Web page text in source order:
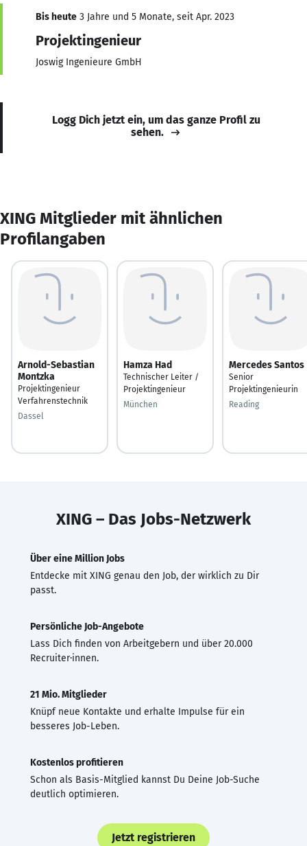
Bis heute 3 Jahre und 5 Monate, seit Apr. 2023
Projektingenieur
Joswig Ingenieure GmbH
Logg Dich jetzt ein, um das ganze Profil zu
sehen.
XING Mitglieder mit ähnlichen
Profilangaben
Arnold-Sebastian
Montzka
Projektingenieur
Verfahrenstechnik
Dassel
Hamza Had
Technischer Leiter /
Projektingenieur
München
Mercedes Santos
Senior
Projektingenieurin
Reading
XING – Das Jobs-Netzwerk
Über eine Million Jobs
Entdecke mit XING genau den Job, der wirklich zu Dir
passt.
Persönliche Job-Angebote
Lass Dich finden von Arbeitgebern und über 20.000
Recruiter·innen.
21 Mio. Mitglieder
Knüpf neue Kontakte und erhalte Impulse für ein
besseres Job-Leben.
Kostenlos profitieren
Schon als Basis-Mitglied kannst Du Deine Job-Suche
deutlich optimieren.
Jetzt registrieren